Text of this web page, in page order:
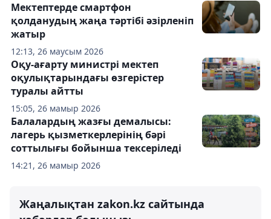
12:13, 26 маусым 2026
Мектептерде смартфон
қолданудың жаңа тәртібі әзірленіп
жатыр
15:05, 26 мамыр 2026
Оқу-ағарту министрі мектеп
оқулықтарындағы өзгерістер
туралы айтты
14:21, 26 мамыр 2026
Балалардың жазғы демалысы:
лагерь қызметкерлерінің бәрі
соттылығы бойынша тексеріледі
Жаңалықтан zakon.kz сайтында